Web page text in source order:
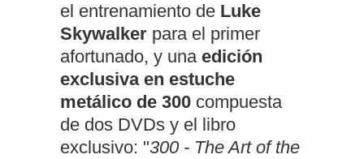
el entrenamiento de Luke
Skywalker para el primer
afortunado, y una edición
exclusiva en estuche
metálico de 300 compuesta
de dos DVDs y el libro
exclusivo: "300 - The Art of the